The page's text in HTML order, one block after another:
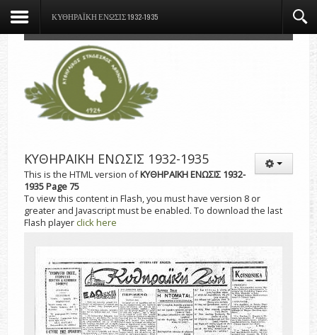
ΚΥΘΗΡΑΪΚΗ ΕΝΩΣΙΣ 1932-1935
ΚΥΘΗΡΑΪΚΗ ΕΝΩΣΙΣ 1932-1935
This is the HTML version ofΚΥΘΗΡΑΪΚΗ ΕΝΩΣΙΣ 1932-
1935 Page 75
To view this content in Flash, you must have version 8 or
greater and Javascript must be enabled. To download the last
Flash player click here